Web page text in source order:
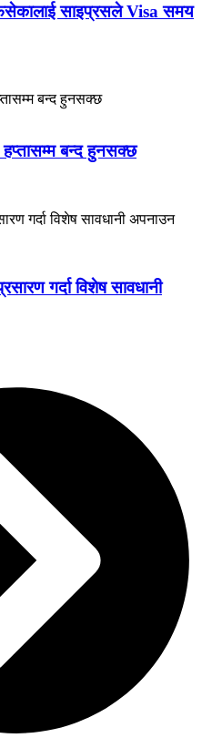
साइप्रसले Visa समय
हप्तासम्म बन्द हुनसक्छ
गर्दा विशेष सावधानी